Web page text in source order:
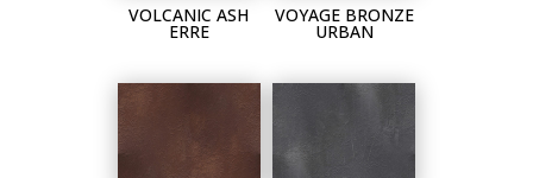
VOLCANIC ASH
ERRE
VOYAGE BRONZE
URBAN